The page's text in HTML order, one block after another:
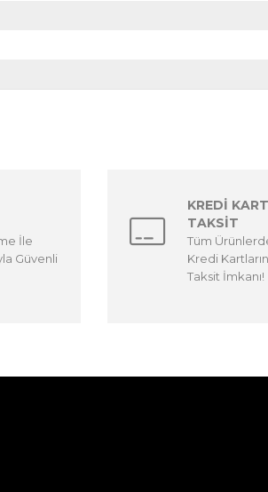
İle
Güvenli
KREDİ
TAKSİT
Tüm
Kredi
Taksit İmkanı!